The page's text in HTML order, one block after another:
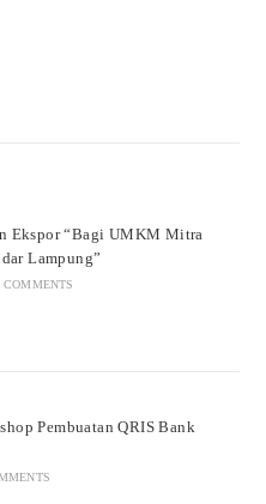
Ekspor “Bagi UMKM Mitra
Lampung”
COMMENTS
Pembuatan QRIS Bank